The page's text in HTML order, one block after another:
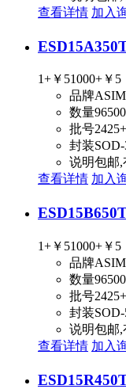
查看详情 加入
1+ ￥51000+ ￥5
品牌ASIM
数量96500
批号2425+
封装
说明包邮,
查看详情 加入
1+ ￥51000+ ￥5
品牌ASIM
数量96500
批号2425+
封装
说明包邮,
查看详情 加入